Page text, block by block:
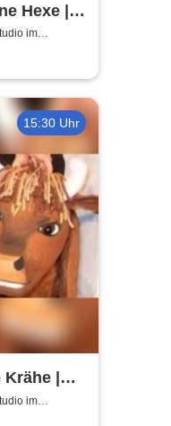
Hexe |
im
15:30 Uhr
|
im